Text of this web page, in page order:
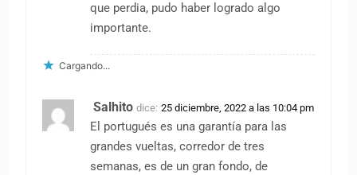
que perdia, pudo haber logrado algo
importante.
Cargando...
Salhito dice: 25 diciembre, 2022 a las 10:04 pm
El portugués es una garantía para las
grandes vueltas, corredor de tres
semanas, es de un gran fondo, de